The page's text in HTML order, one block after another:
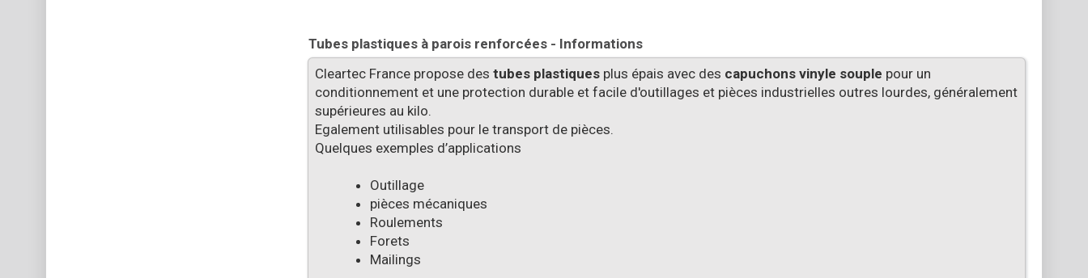
Tubes plastiques à parois renforcées - Informations
Cleartec France propose des tubes plastiquesplus épais avec des capuchons vinyle souple pour un
conditionnement et une protection durable et facile d'outillages et pièces industrielles outres lourdes, généralement
supérieures au kilo.
Egalement utilisables pour le transport de pièces.
​ Quelques exemples d’applications
Outillage
pièces mécaniques
Roulements
Forets
Mailings